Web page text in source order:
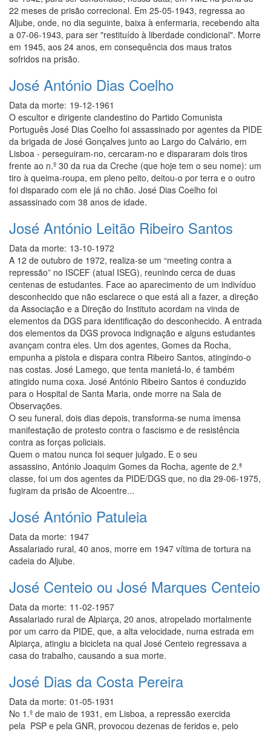
22 meses de prisão correcional. Em 25-05-1943, regressa ao
Aljube, onde, no dia seguinte, baixa à enfermaria, recebendo alta
a 07-06-1943, para ser "restituído à liberdade condicional". Morre
em 1945, aos 24 anos, em consequência dos maus tratos
sofridos na prisão.
José António Dias Coelho
Data da morte: 19-12-1961
O escultor e dirigente clandestino do Partido Comunista
Português José Dias Coelho foi assassinado por agentes da PIDE
da brigada de José Gonçalves junto ao Largo do Calvário, em
Lisboa - perseguiram-no, cercaram-no e dispararam dois tiros
frente ao n.º 30 da rua da Creche (que hoje tem o seu nome): um
tiro à queima-roupa, em pleno peito, deitou-o por terra e o outro
foi disparado com ele já no chão. José Dias Coelho foi
assassinado com 38 anos de idade.
José António Leitão Ribeiro Santos
Data da morte: 13-10-1972
A 12 de outubro de 1972, realiza-se um “meeting contra a
repressão” no ISCEF (atual ISEG), reunindo cerca de duas
centenas de estudantes. Face ao aparecimento de um indivíduo
desconhecido que não esclarece o que está ali a fazer, a direção
da Associação e a Direção do Instituto acordam na vinda de
elementos da DGS para identificação do desconhecido. A entrada
dos elementos da DGS provoca indignação e alguns estudantes
avançam contra eles. Um dos agentes, Gomes da Rocha,
empunha a pistola e dispara contra Ribeiro Santos, atingindo-o
nas costas. José Lamego, que tenta manietá-lo, é também
atingido numa coxa. José António Ribeiro Santos é conduzido
para o Hospital de Santa Maria, onde morre na Sala de
Observações.
O seu funeral, dois dias depois, transforma-se numa imensa
manifestação de protesto contra o fascismo e de resistência
contra as forças policiais.
Quem o matou nunca foi sequer julgado. E o seu
assassino, António Joaquim Gomes da Rocha, agente de 2.ª
classe, foi um dos agentes da PIDE/DGS que, no dia 29-06-1975,
fugiram da prisão de Alcoentre...
José António Patuleia
Data da morte: 1947
Assalariado rural, 40 anos, morre em 1947 vítima de tortura na
cadeia do Aljube.
José Centeio ou José Marques Centeio
Data da morte: 11-02-1957
Assalariado rural de Alpiarça, 20 anos, atropelado mortalmente
por um carro da PIDE, que, a alta velocidade, numa estrada em
Alpiarça, atingiu a bicicleta na qual José Centeio regressava a
casa do trabalho, causando a sua morte.
José Dias da Costa Pereira
Data da morte: 01-05-1931
No 1.º de maio de 1931, em Lisboa, a repressão exercida
pela PSP e pela GNR, provocou dezenas de feridos e, pelo